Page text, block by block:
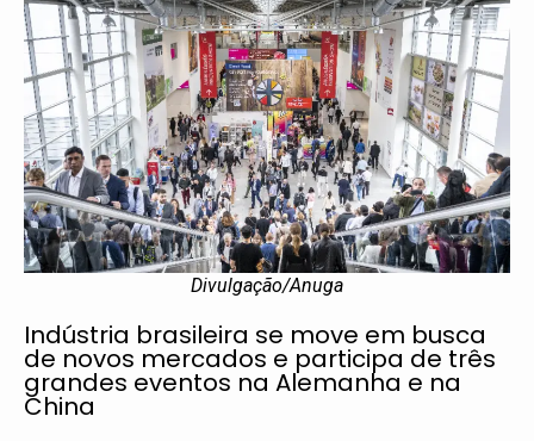
Divulgação/Anuga
Indústria brasileira se move em busca
de novos mercados e participa de três
grandes eventos na Alemanha e na
China